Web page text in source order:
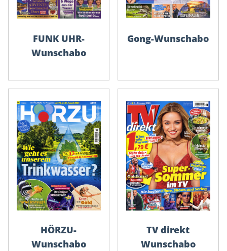
FUNK UHR-
Wunschabo
Gong-Wunschabo
HÖRZU-
Wunschabo
TV direkt
Wunschabo